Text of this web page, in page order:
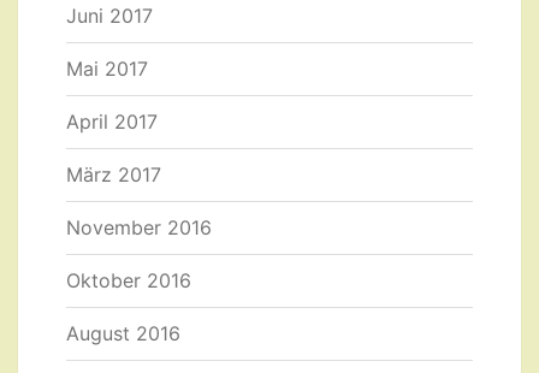
Juni 2017
Mai 2017
April 2017
März 2017
November 2016
Oktober 2016
August 2016